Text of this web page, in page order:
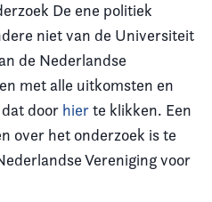
De ene politiek
niet van de Universiteit
de Nederlandse
met alle uitkomsten en
door hierte klikken. Een
over het onderzoek is te
Vereniging voor